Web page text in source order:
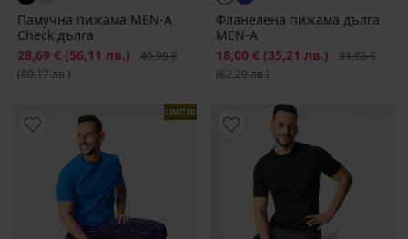
Памучна пижама MEN-A
Check дълга
Намаление
28,69 € (56,11 лв.) Първоначална цена
40,99 €
(80,17 лв.)
Фланелена пижама дълга
MEN-A
Намаление
18,00 € (35,21 лв.)
31,85 €
(62,29 лв.)
LIMITED